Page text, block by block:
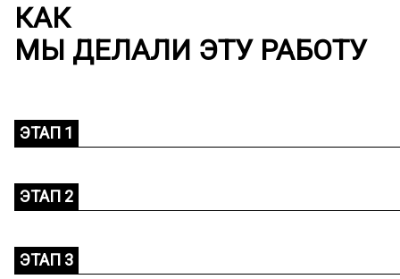
КАК
МЫ ДЕЛАЛИ ЭТУ РАБОТУ
ЭТАП 1
ЭТАП 2
ЭТАП 3